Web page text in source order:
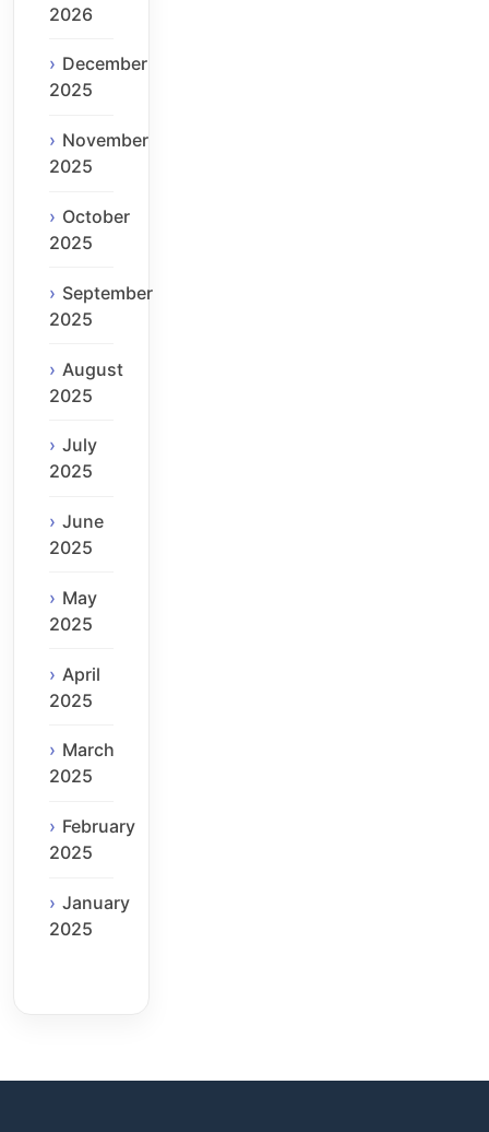
2026
December
2025
November
2025
October
2025
September
2025
August
2025
July
2025
June
2025
May
2025
April
2025
March
2025
February
2025
January
2025